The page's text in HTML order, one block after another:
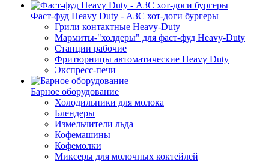
Фаст-фуд Heavy Duty - АЗС хот-доги бургеры
Грили контактные Heavy-Duty
Мармиты-"холдеры" для фаст-фуд Heavy-Duty
Станции рабочие
Фритюрницы автоматические Heavy Duty
Экспресс-печи
Барное оборудование
Холодильники для молока
Блендеры
Измельчители льда
Кофемашины
Кофемолки
Миксеры для молочных коктейлей